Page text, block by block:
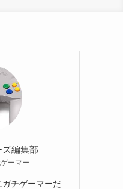
編集部
ーマー
チゲーマーだ